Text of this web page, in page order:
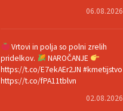
06.08.2026
Vrtovi in polja so polni zrelih
pridelkov.
NAROČANJE
https://t.co/E7ekAEr2JN #kmetijstvo
https://t.co/fPA11tblvn
02.08.2026